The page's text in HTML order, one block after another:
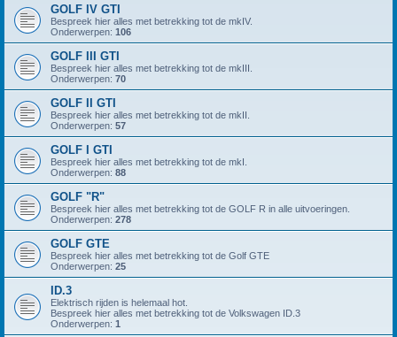
GOLF IV GTI
Bespreek hier alles met betrekking tot de mkIV.
Onderwerpen: 106
GOLF III GTI
Bespreek hier alles met betrekking tot de mkIII.
Onderwerpen: 70
GOLF II GTI
Bespreek hier alles met betrekking tot de mkII.
Onderwerpen: 57
GOLF I GTI
Bespreek hier alles met betrekking tot de mkI.
Onderwerpen: 88
GOLF "R"
Bespreek hier alles met betrekking tot de GOLF R in alle uitvoeringen.
Onderwerpen: 278
GOLF GTE
Bespreek hier alles met betrekking tot de Golf GTE
Onderwerpen: 25
ID.3
Elektrisch rijden is helemaal hot.
Bespreek hier alles met betrekking tot de Volkswagen ID.3
Onderwerpen: 1